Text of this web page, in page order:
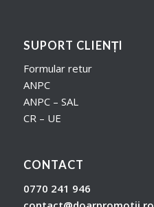
SUPORT CLIENȚI
Formular retur
ANPC
ANPC – SAL
CR – UE
CONTACT
0770 241 946